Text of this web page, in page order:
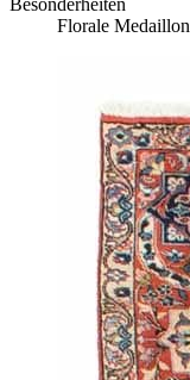
Besonderheiten
Florale